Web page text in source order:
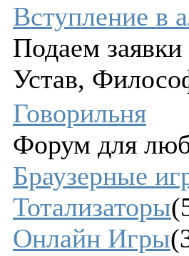
Вступление в
Подаем
Устав,
Говорильня
Форум для
Браузерные
Тотализаторы
Онлайн Игры